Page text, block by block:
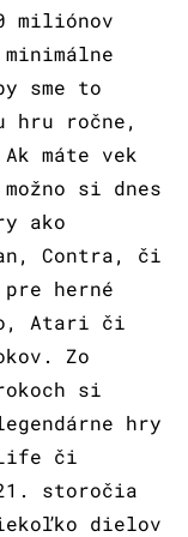
miliónov
sme to
hru ročne,
máte vek
si dnes
ako
Contra, či
herné
Atari či
Zo
si
hry
Life či
storočia
dielov